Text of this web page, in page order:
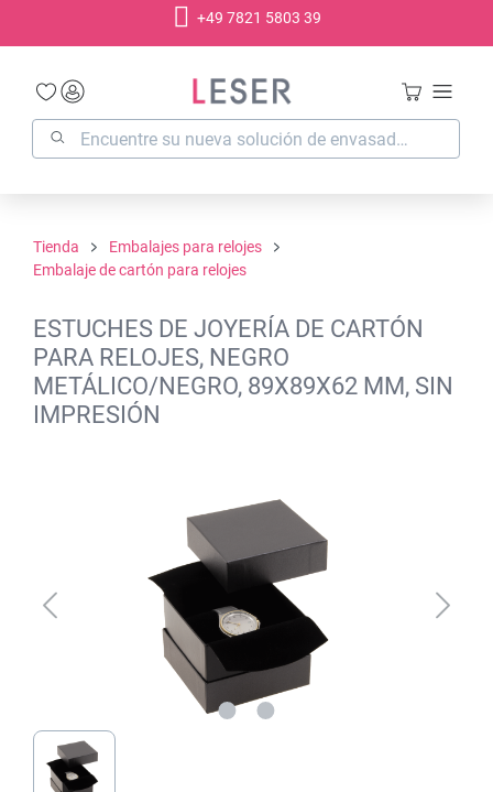
+49 7821 5803 39
Tienda
Embalajes para relojes
Embalaje de cartón para relojes
ESTUCHES DE JOYERÍA DE CARTÓN
PARA RELOJES, NEGRO
METÁLICO/NEGRO, 89X89X62 MM, SIN
IMPRESIÓN